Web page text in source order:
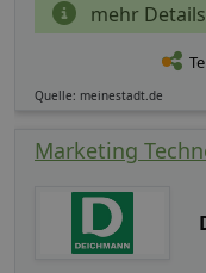
mehr Details
Quelle: meinestadt.de
Marketing